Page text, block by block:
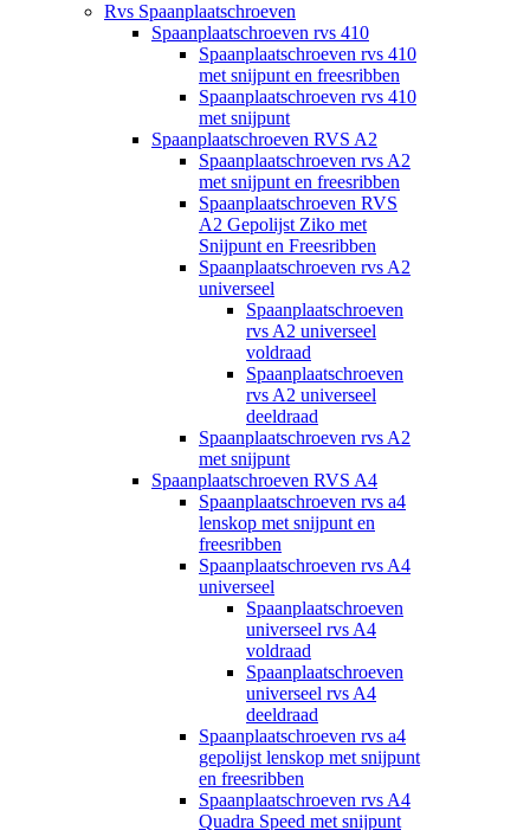
Rvs Spaanplaatschroeven
Spaanplaatschroeven rvs 410
Spaanplaatschroeven rvs 410
met snijpunt en freesribben
Spaanplaatschroeven rvs 410
met snijpunt
Spaanplaatschroeven RVS A2
Spaanplaatschroeven rvs A2
met snijpunt en freesribben
Spaanplaatschroeven RVS
A2 Gepolijst Ziko met
Snijpunt en Freesribben
Spaanplaatschroeven rvs A2
universeel
Spaanplaatschroeven
rvs A2 universeel
voldraad
Spaanplaatschroeven
rvs A2 universeel
deeldraad
Spaanplaatschroeven rvs A2
met snijpunt
Spaanplaatschroeven RVS A4
Spaanplaatschroeven rvs a4
lenskop met snijpunt en
freesribben
Spaanplaatschroeven rvs A4
universeel
Spaanplaatschroeven
universeel rvs A4
voldraad
Spaanplaatschroeven
universeel rvs A4
deeldraad
Spaanplaatschroeven rvs a4
gepolijst lenskop met snijpunt
en freesribben
Spaanplaatschroeven rvs A4
Quadra Speed met snijpunt